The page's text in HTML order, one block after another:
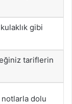
gibi
tariflerin
notlarla dolu